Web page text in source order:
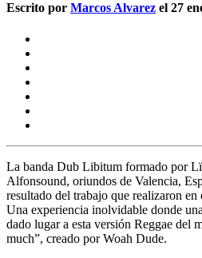
Escrito por Marcos Alvarez el 27
La banda Dub Libitum formado por
Alfonsound, oriundos de Valencia,
resultado del trabajo que realizaron en
Una experiencia inolvidable donde
dado lugar a esta versión Reggae del
much”, creado porWoah Dude.